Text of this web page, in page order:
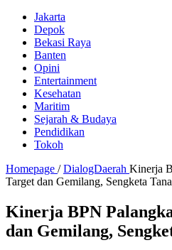
Jakarta
Depok
Bekasi Raya
Banten
Opini
Entertainment
Kesehatan
Maritim
Sejarah & Budaya
Pendidikan
Tokoh
Homepage / DialogDaerah Kinerja
Target dan Gemilang, Sengketa
Kinerja BPN
dan Gemilang,